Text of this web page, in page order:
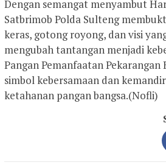
Dengan semangat menyambut
Satbrimob Polda Sulteng
keras, gotong royong, dan visi
mengubah tantangan menjadi
Pangan Pemanfaatan
simbol kebersamaan dan
ketahanan pangan bangsa.(Nofli)